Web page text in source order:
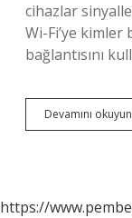
cihazlar
Wi-Fi’ye kimler
bağlantısını
Devamını okuyun
https://